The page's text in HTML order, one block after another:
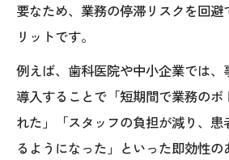
要なため、業務の停滞リスクを回避
リットです。
例えば、歯科医院や中小企業では、
導入することで「短期間で業務の
れた」「スタッフの負担が減り、患
るようになった」といった即効性